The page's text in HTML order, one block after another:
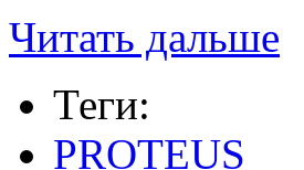
Читать дальше
Теги:
PROTEUS